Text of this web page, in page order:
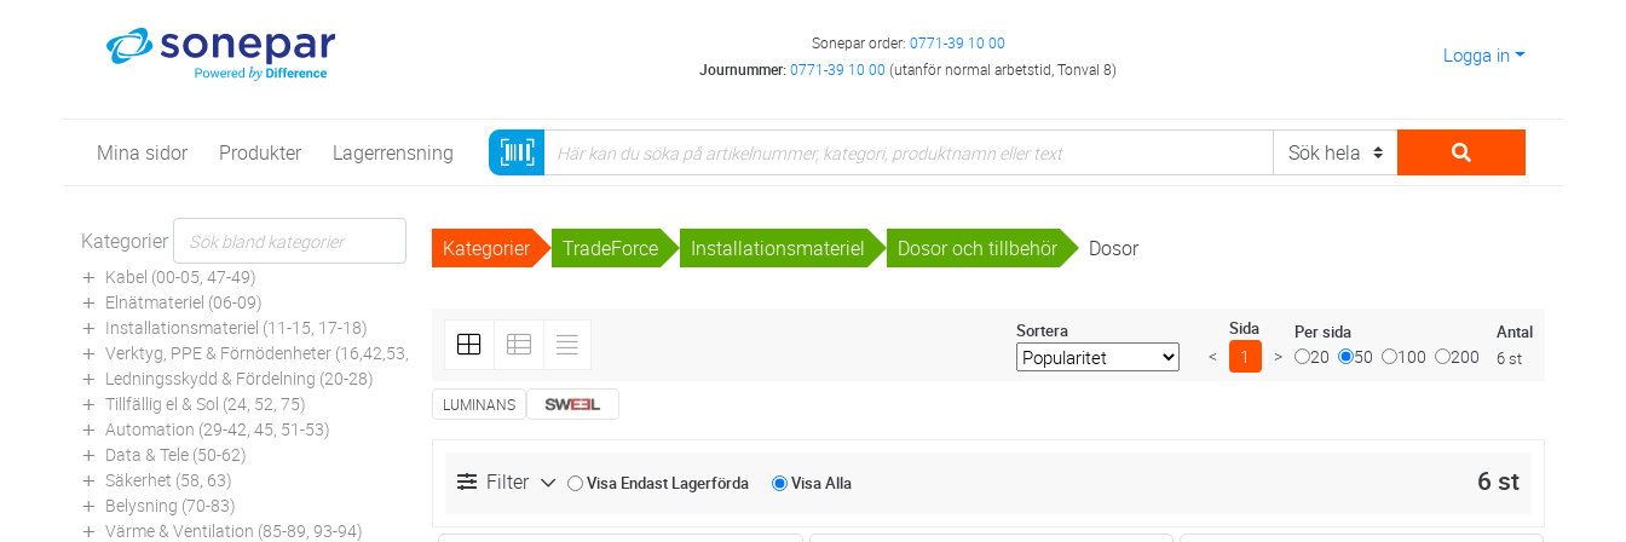
Sonepar order: 0771-39 10 00
Journummer:0771-39 10 00 (utanför normal arbetstid, Tonval 8)
Logga in
Mina sidor Produkter Lagerrensning
Kategorier
Kabel (00-05, 47-49)
Elnätmateriel (06-09)
Installationsmateriel (11-15, 17-18)
Verktyg, PPE & Förnödenheter (16,42,53,94)
Ledningsskydd & Fördelning (20-28)
Tillfällig el & Sol (24, 52, 75)
Automation (29-42, 45, 51-53)
Data & Tele (50-62)
Säkerhet (58, 63)
Belysning (70-83)
Värme & Ventilation (85-89, 93-94)
Kategorier TradeForce Installationsmateriel Dosor och tillbehör Dosor
Sortera Sida
< 1 >
Per sida
20 50 100 200
Antal
6 st
LUMINANS
Filter Visa Endast Lagerförda VisaAlla 6 st